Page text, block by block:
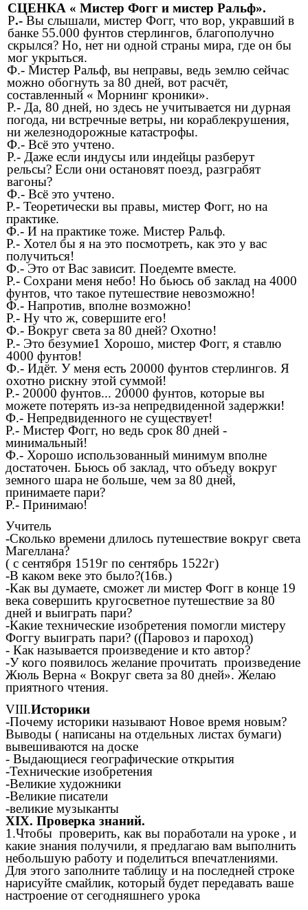
СЦЕНКА « Мистер Фогг и мистер Ральф».
Р.- Вы слышали, мистер Фогг, что вор, укравший в
банке 55.000 фунтов стерлингов, благополучно
скрылся? Но, нет ни одной страны мира, где он бы
мог укрыться.
Ф.- Мистер Ральф, вы неправы, ведь землю сейчас
можно обогнуть за 80 дней, вот расчёт,
составленный « Морнинг кроники».
Р.- Да, 80 дней, но здесь не учитывается ни дурная
погода, ни встречные ветры, ни кораблекрушения,
ни железнодорожные катастрофы.
Ф.- Всё это учтено.
Р.- Даже если индусы или индейцы разберут
рельсы? Если они остановят поезд, разграбят
вагоны?
Ф.- Всё это учтено.
Р.- Теоретически вы правы, мистер Фогг, но на
практике.
Ф.- И на практике тоже. Мистер Ральф.
Р.- Хотел бы я на это посмотреть, как это у вас
получиться!
Ф.- Это от Вас зависит. Поедемте вместе.
Р.- Сохрани меня небо! Но бьюсь об заклад на 4000
фунтов, что такое путешествие невозможно!
Ф.- Напротив, вполне возможно!
Р.- Ну что ж, совершите его!
Ф.- Вокруг света за 80 дней? Охотно!
Р.- Это безумие1 Хорошо, мистер Фогг, я ставлю
4000 фунтов!
Ф.- Идёт. У меня есть 20000 фунтов стерлингов. Я
охотно рискну этой суммой!
Р.- 20000 фунтов... 20000 фунтов, которые вы
можете потерять из-за непредвиденной задержки!
Ф.- Непредвиденного не существует!
Р.- Мистер Фогг, но ведь срок 80 дней -
минимальный!
Ф.- Хорошо использованный минимум вполне
достаточен. Бьюсь об заклад, что объеду вокруг
земного шара не больше, чем за 80 дней,
принимаете пари?
Р.- Принимаю!
Учитель
-Сколько времени длилось путешествие вокруг света
Магеллана?
( с сентября 1519г по сентябрь 1522г)
-В каком веке это было?(16в.)
-Как вы думаете, сможет ли мистер Фогг в конце 19
века совершить кругосветное путешествие за 80
дней и выиграть пари?
-Какие технические изобретения помогли мистеру
Фоггу выиграть пари? ((Паровоз и пароход)
- Как называется произведение и кто автор?
-У кого появилось желание прочитать произведение
Жюль Верна « Вокруг света за 80 дней». Желаю
приятного чтения.
VIII.Историки
-Почему историки называют Новое время новым?
Выводы ( написаны на отдельных листах бумаги)
вывешиваются на доске
- Выдающиеся географические открытия
-Технические изобретения
-Великие художники
-Великие писатели
-великие музыканты
XIX. Проверка знаний.
1.Чтобы проверить, как вы поработали на уроке , и
какие знания получили, я предлагаю вам выполнить
небольшую работу и поделиться впечатлениями.
Для этого заполните таблицу и на последней строке
нарисуйте смайлик, который будет передавать ваше
настроение от сегодняшнего урока